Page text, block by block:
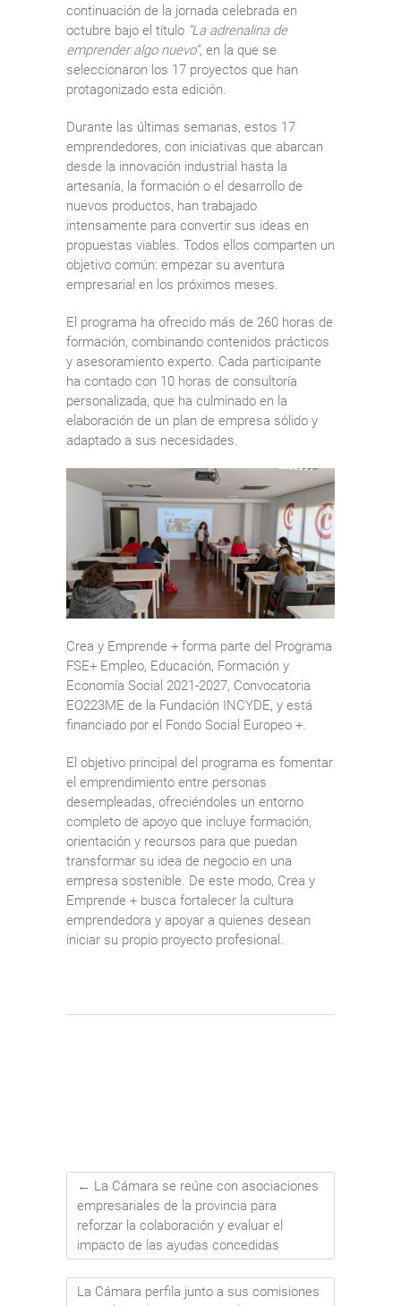
continuación de la jornada celebrada en
octubre bajo el título “La adrenalina de
emprender algo nuevo”, en la que se
seleccionaron los 17 proyectos que han
protagonizado esta edición.
Durante las últimas semanas, estos 17
emprendedores, con iniciativas que abarcan
desde la innovación industrial hasta la
artesanía, la formación o el desarrollo de
nuevos productos, han trabajado
intensamente para convertir sus ideas en
propuestas viables. Todos ellos comparten un
objetivo común: empezar su aventura
empresarial en los próximos meses.
El programa ha ofrecido más de 260 horas de
formación, combinando contenidos prácticos
y asesoramiento experto. Cada participante
ha contado con 10 horas de consultoría
personalizada, que ha culminado en la
elaboración de un plan de empresa sólido y
adaptado a sus necesidades.
Crea y Emprende + forma parte del Programa
FSE+ Empleo, Educación, Formación y
Economía Social 2021-2027, Convocatoria
EO223ME de la Fundación INCYDE, y está
financiado por el Fondo Social Europeo +.
El objetivo principal del programa es fomentar
el emprendimiento entre personas
desempleadas, ofreciéndoles un entorno
completo de apoyo que incluye formación,
orientación y recursos para que puedan
transformar su idea de negocio en una
empresa sostenible. De este modo, Crea y
Emprende + busca fortalecer la cultura
emprendedora y apoyar a quienes desean
iniciar su propio proyecto profesional.
← La Cámara se reúne con asociaciones
empresariales de la provincia para
reforzar la colaboración y evaluar el
impacto de las ayudas concedidas
La Cámara perfila junto a sus comisiones